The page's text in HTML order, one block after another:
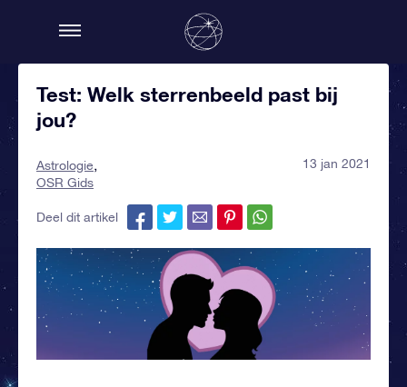
Test: Welk sterrenbeeld past bij
jou?
Astrologie
OSR Gids
13 jan 2021
Deel dit artikel